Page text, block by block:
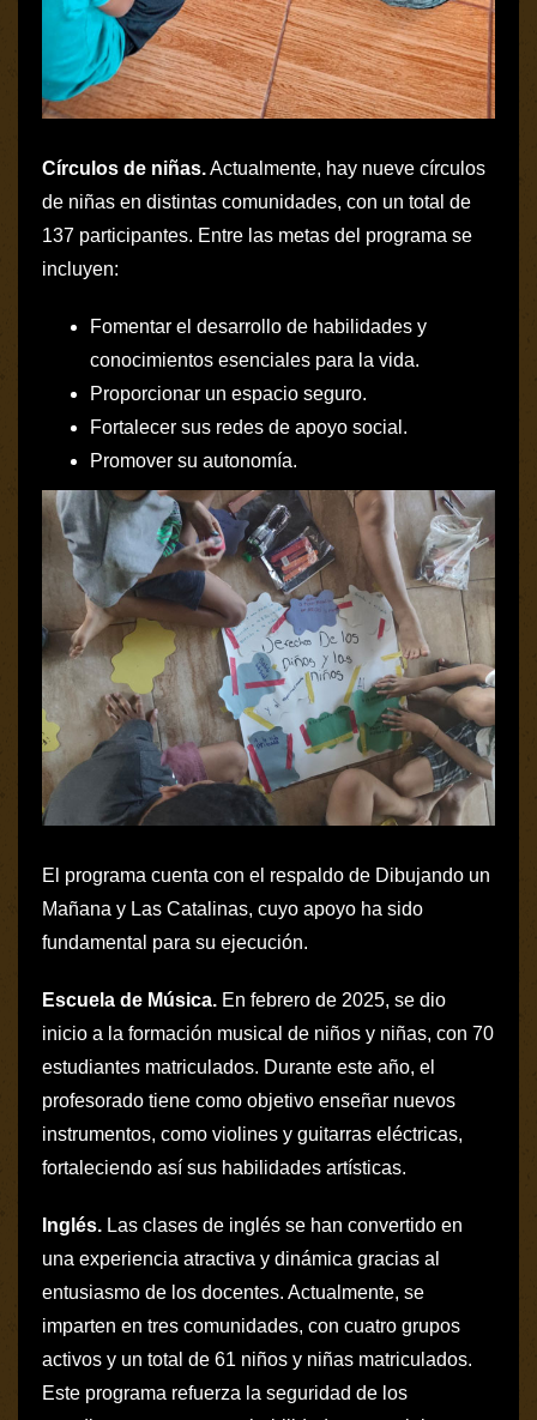
Círculos de niñas.Actualmente, hay nueve círculos
de niñas en distintas comunidades, con un total de
137 participantes. Entre las metas del programa se
incluyen:
Fomentar el desarrollo de habilidades y
conocimientos esenciales para la vida.
Proporcionar un espacio seguro.
Fortalecer sus redes de apoyo social.
Promover su autonomía.
El programa cuenta con el respaldo de Dibujando un
Mañana y Las Catalinas, cuyo apoyo ha sido
fundamental para su ejecución.
Escuela de Música. En febrero de 2025, se dio
inicio a la formación musical de niños y niñas, con 70
estudiantes matriculados. Durante este año, el
profesorado tiene como objetivo enseñar nuevos
instrumentos, como violines y guitarras eléctricas,
fortaleciendo así sus habilidades artísticas.
Inglés. Las clases de inglés se han convertido en
una experiencia atractiva y dinámica gracias al
entusiasmo de los docentes. Actualmente, se
imparten en tres comunidades, con cuatro grupos
activos y un total de 61 niños y niñas matriculados.
Este programa refuerza la seguridad de los